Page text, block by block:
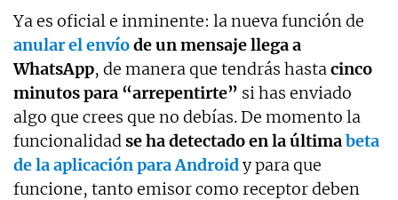
Ya es oficial e inminente: la nueva función de
anular el envíode un mensaje llega a
WhatsApp, de manera que tendrás hastacinco
minutos para “arrepentirte” si has enviado
algo que crees que no debías. De momento la
funcionalidadse ha detectado en la últimabeta
de la aplicación para Androidy para que
funcione, tanto emisor como receptor deben